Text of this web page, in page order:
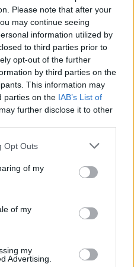
Please note that after your
may continue seeing
information utilized by
to third parties prior to
opt-out of the further
by third parties on the
This information may
parties on the IAB’s List of
further disclose it to other
Opt Outs
of my
of my
my
Advertising.
για τον Ιβάν Σβιτάιλο
«Θα σηκωθώ πιο
και χορευτής μοιράστηκε
μια φωτογραφία από
εξέτασή του, με ένα μήνυμα
Ένας κάτοχος
μόλις 2 μηνών